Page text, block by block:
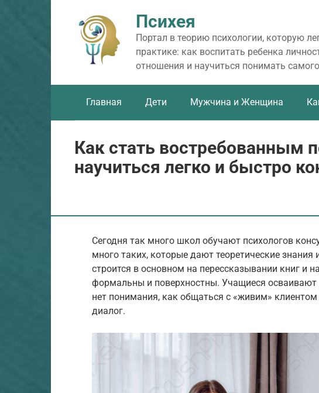
Психея
Портал в теорию психологии, которую
практике: как воспитать ребенка
отношения и научиться понимать
Главная Дети Мужчина и Женщина
Как стать востребованным
научиться легко и быстро
Сегодня так много школ обучают психологов
много таких, которые дают теоретические
строится в основном на перессказывании книг и
формальны и поверхностны. Учащиеся осваивают
нет понимания, как общаться с «живим»
диалог.